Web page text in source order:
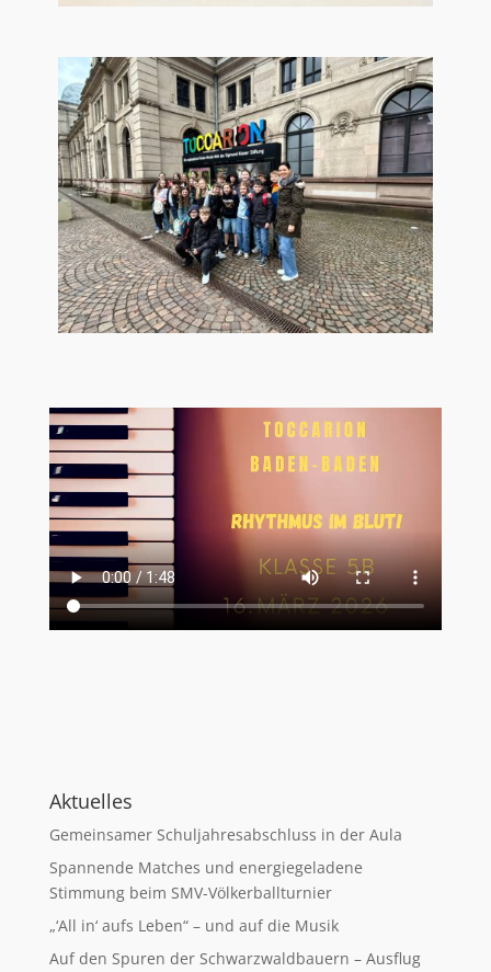
Aktuelles
Gemeinsamer Schuljahresabschluss in der Aula
Spannende Matches und energiegeladene
Stimmung beim SMV-Völkerballturnier
„‘All in‘ aufs Leben“ – und auf die Musik
Auf den Spuren der Schwarzwaldbauern – Ausflug